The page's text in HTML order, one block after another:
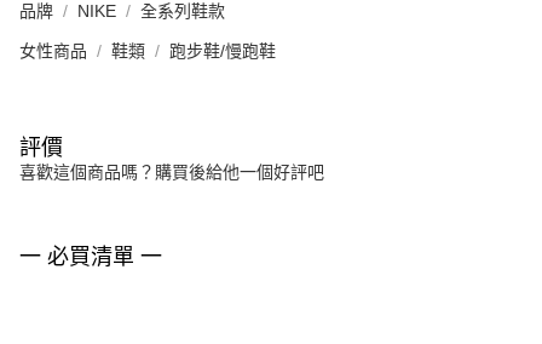
品牌 NIKE 全系列鞋款
女性商品 鞋類 跑步鞋/慢跑鞋
評價
喜歡這個商品嗎？購買後給他一個好評吧
一 必買清單 一